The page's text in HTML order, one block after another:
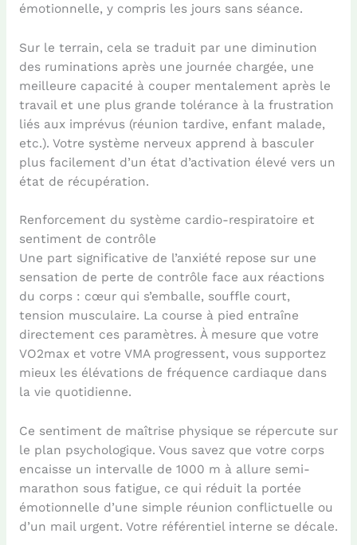
émotionnelle, y compris les jours sans séance.
Sur le terrain, cela se traduit par une diminution
des ruminations après une journée chargée, une
meilleure capacité à couper mentalement après le
travail et une plus grande tolérance à la frustration
liés aux imprévus (réunion tardive, enfant malade,
etc.). Votre système nerveux apprend à basculer
plus facilement d’un état d’activation élevé vers un
état de récupération.
Renforcement du système cardio-respiratoire et
sentiment de contrôle
Une part significative de l’anxiété repose sur une
sensation de perte de contrôle face aux réactions
du corps : cœur qui s’emballe, souffle court,
tension musculaire. La course à pied entraîne
directement ces paramètres. À mesure que votre
VO2max et votre VMA progressent, vous supportez
mieux les élévations de fréquence cardiaque dans
la vie quotidienne.
Ce sentiment de maîtrise physique se répercute sur
le plan psychologique. Vous savez que votre corps
encaisse un intervalle de 1000 m à allure semi-
marathon sous fatigue, ce qui réduit la portée
émotionnelle d’une simple réunion conflictuelle ou
d’un mail urgent. Votre référentiel interne se décale.